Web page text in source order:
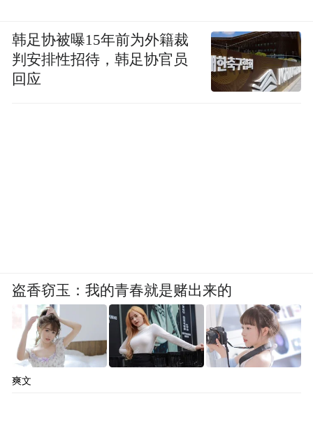
韩足协被曝15年前为外籍裁
判安排性招待，韩足协官员
回应
盗香窃玉：我的青春就是赌出来的
爽文